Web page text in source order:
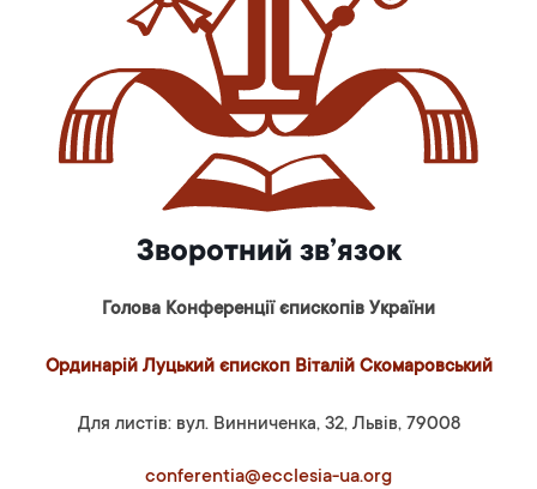
Зворотний зв’язок
Голова Конференції єпископів України
Ординарій Луцький єпископ Віталій Скомаровський
Для листів: вул. Винниченка, 32, Львів, 79008
conferentia@ecclesia-ua.org